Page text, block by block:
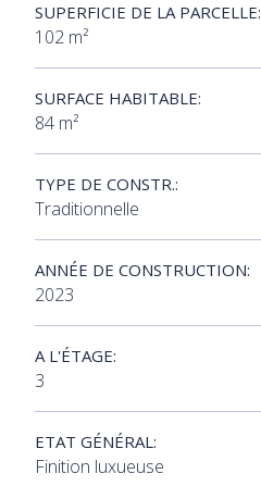
SUPERFICIE DE LA PARCELLE:
102 m²
SURFACE HABITABLE:
84 m²
TYPE DE CONSTR.:
Traditionnelle
ANNÉE DE CONSTRUCTION:
2023
A L'ÉTAGE:
3
ETAT GÉNÉRAL:
Finition luxueuse